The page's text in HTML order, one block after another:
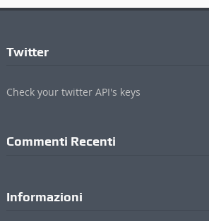
Twitter
Check your twitter API's keys
Commenti Recenti
Informazioni